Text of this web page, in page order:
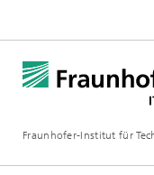
Fraunhofer-Institut für